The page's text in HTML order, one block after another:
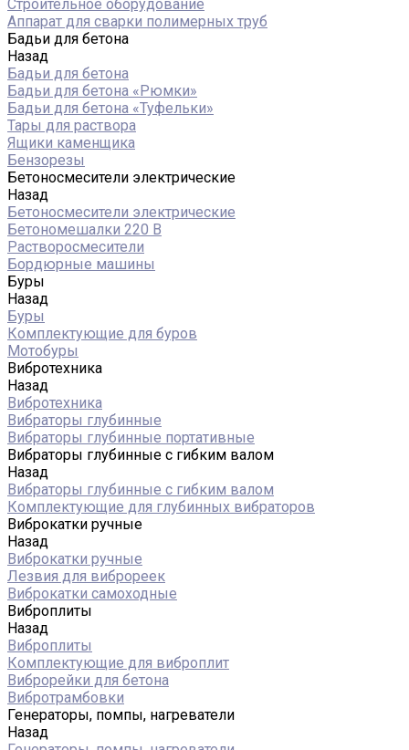
Строительное оборудование
Аппарат для сварки полимерных труб
Бадьи для бетона
Назад
Бадьи для бетона
Бадьи для бетона «Рюмки»
Бадьи для бетона «Туфельки»
Тары для раствора
Ящики каменщика
Бензорезы
Бетоносмесители электрические
Назад
Бетоносмесители электрические
Бетономешалки 220 В
Растворосмесители
Бордюрные машины
Буры
Назад
Буры
Комплектующие для буров
Мотобуры
Вибротехника
Назад
Вибротехника
Вибраторы глубинные
Вибраторы глубинные портативные
Вибраторы глубинные с гибким валом
Назад
Вибраторы глубинные с гибким валом
Комплектующие для глубинных вибраторов
Виброкатки ручные
Назад
Виброкатки ручные
Лезвия для виброреек
Виброкатки самоходные
Виброплиты
Назад
Виброплиты
Комплектующие для виброплит
Виброрейки для бетона
Вибротрамбовки
Генераторы, помпы, нагреватели
Назад